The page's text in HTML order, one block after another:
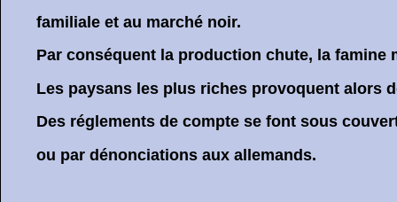
familiale et au marché noir.
Par conséquent la production chute, la famine
Les paysans les plus riches provoquent alors
Des réglements de compte se font sous
ou par dénonciations aux allemands.